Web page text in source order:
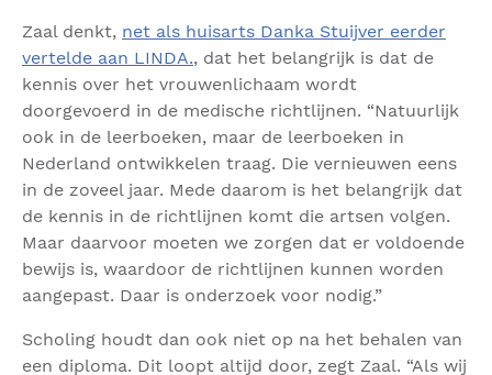
Zaal denkt, net als huisarts Danka Stuijver eerder
vertelde aan LINDA., dat het belangrijk is dat de
kennis over het vrouwenlichaam wordt
doorgevoerd in de medische richtlijnen. “Natuurlijk
ook in de leerboeken, maar de leerboeken in
Nederland ontwikkelen traag. Die vernieuwen eens
in de zoveel jaar. Mede daarom is het belangrijk dat
de kennis in de richtlijnen komt die artsen volgen.
Maar daarvoor moeten we zorgen dat er voldoende
bewijs is, waardoor de richtlijnen kunnen worden
aangepast. Daar is onderzoek voor nodig.”
Scholing houdt dan ook niet op na het behalen van
een diploma. Dit loopt altijd door, zegt Zaal. “Als wij